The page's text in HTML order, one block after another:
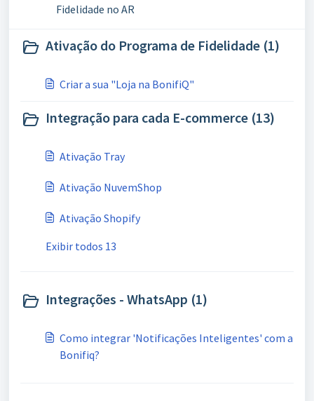
Fidelidade no AR
Ativação do Programa de Fidelidade (1)
Criar a sua "Loja na BonifiQ"
Integração para cada E-commerce (13)
Ativação Tray
Ativação NuvemShop
Ativação Shopify
Exibir todos 13
Integrações - WhatsApp (1)
Como integrar 'Notificações Inteligentes' com a
Bonifiq?